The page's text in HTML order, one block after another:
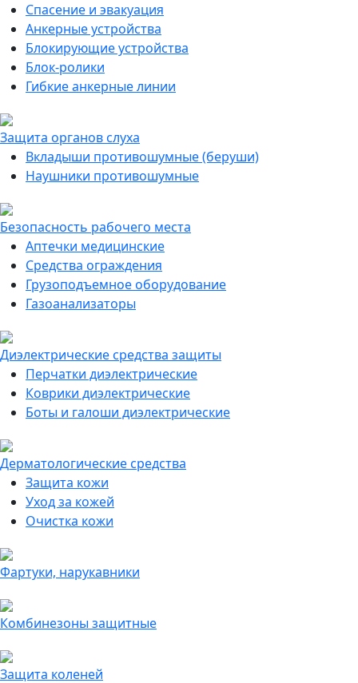
Спасение и эвакуация
Анкерные устройства
Блокирующие устройства
Блок-ролики
Гибкие анкерные линии
Защита органов слуха
Вкладыши противошумные (беруши)
Наушники противошумные
Безопасность рабочего места
Аптечки медицинские
Средства ограждения
Грузоподъемное оборудование
Газоанализаторы
Диэлектрические средства защиты
Перчатки диэлектрические
Коврики диэлектрические
Боты и галоши диэлектрические
Дерматологические средства
Защита кожи
Уход за кожей
Очистка кожи
Фартуки, нарукавники
Комбинезоны защитные
Защита коленей